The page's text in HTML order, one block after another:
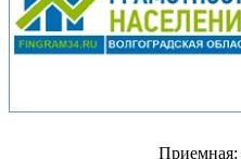
Приемная: